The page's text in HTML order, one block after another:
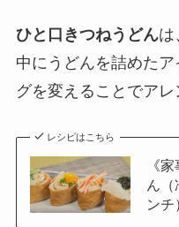
ひと口きつねうどんは
中にうどんを詰めた
グを変えることでアレ
レシピはこちら
《
ん（
ンチ